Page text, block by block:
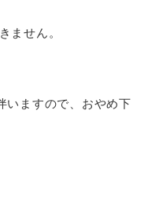
ません。
いますので、おやめ下